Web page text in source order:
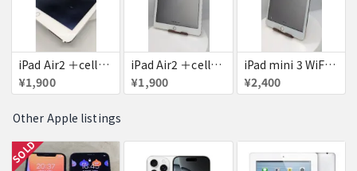
iPad Air2 ＋cellular 16GB
¥1,900
iPad Air2 ＋cellular 16GB
¥1,900
iPad mini 3 WiFi+Cellular 16GB
¥2,400
Other Apple listings
SOLD